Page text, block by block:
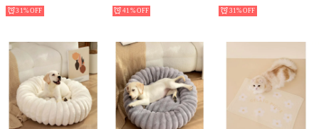
31% 41% 31%